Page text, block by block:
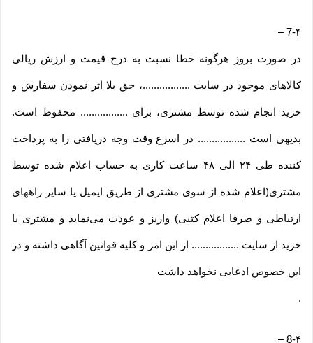
7-۴–
در صورت بروز هرگونه خطا نسبت به درج قیمت و ارزش ریالی
کالاهای موجود در سایت .................، حق بلا اثر نمودن سفارش و
خرید انجام شده توسط مشتری، برای ................. محفوظ است.
بدیهی است ................. در اسرع وقت وجه دریافتی را به پرداخت
کننده طی ۲۴ الی ۴۸ ساعت کاری به حساب اعلام شده توسط
مشتری(اعلام شده از سوی مشتری از طریق ایمیل یا سایر راههای
ارتباطی و صرفا اعلام کتبی) واریز و عودت می‌نماید و مشتری با
خرید از سایت ................. از این امر و کلیه قوانین آگاهی داشته و در
این خصوص ادعایی نخواهد داشت
.
8-۴–